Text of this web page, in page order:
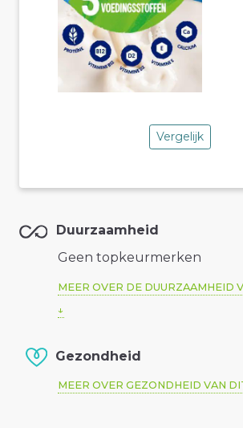
Vergelijk
Duurzaamheid
Geen topkeurmerken
MEER OVER DE DUURZAAMHEID
Gezondheid
MEER OVER GEZONDHEID VAN